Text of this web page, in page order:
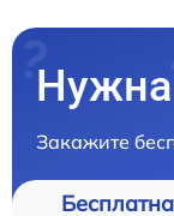
Нужна
Закажите